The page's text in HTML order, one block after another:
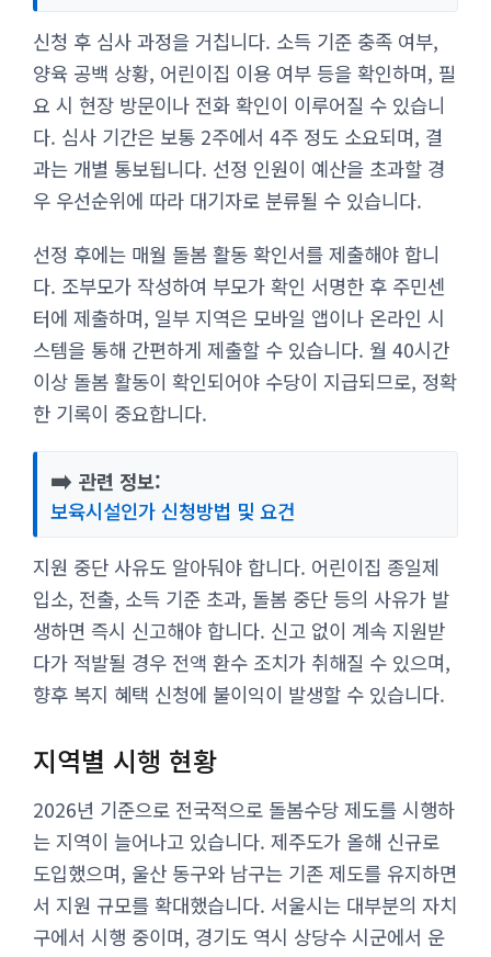
신청 후 심사 과정을 거칩니다. 소득 기준 충족 여부,
양육 공백 상황, 어린이집 이용 여부 등을 확인하며, 필
요 시 현장 방문이나 전화 확인이 이루어질 수 있습니
다. 심사 기간은 보통 2주에서 4주 정도 소요되며, 결
과는 개별 통보됩니다. 선정 인원이 예산을 초과할 경
우 우선순위에 따라 대기자로 분류될 수 있습니다.
선정 후에는 매월 돌봄 활동 확인서를 제출해야 합니
다. 조부모가 작성하여 부모가 확인 서명한 후 주민센
터에 제출하며, 일부 지역은 모바일 앱이나 온라인 시
스템을 통해 간편하게 제출할 수 있습니다. 월 40시간
이상 돌봄 활동이 확인되어야 수당이 지급되므로, 정확
한 기록이 중요합니다.
➡️ 관련 정보:
보육시설인가 신청방법 및 요건
지원 중단 사유도 알아둬야 합니다. 어린이집 종일제
입소, 전출, 소득 기준 초과, 돌봄 중단 등의 사유가 발
생하면 즉시 신고해야 합니다. 신고 없이 계속 지원받
다가 적발될 경우 전액 환수 조치가 취해질 수 있으며,
향후 복지 혜택 신청에 불이익이 발생할 수 있습니다.
지역별 시행 현황
2026년 기준으로 전국적으로 돌봄수당 제도를 시행하
는 지역이 늘어나고 있습니다. 제주도가 올해 신규로
도입했으며, 울산 동구와 남구는 기존 제도를 유지하면
서 지원 규모를 확대했습니다. 서울시는 대부분의 자치
구에서 시행 중이며, 경기도 역시 상당수 시군에서 운